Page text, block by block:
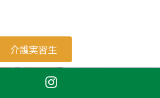
介護実習生